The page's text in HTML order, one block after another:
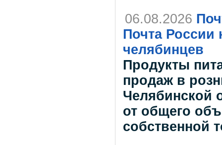
06.08.2026
Почта России
челябинцев
Продукты
продаж в
Челябинской
от общего
собственной